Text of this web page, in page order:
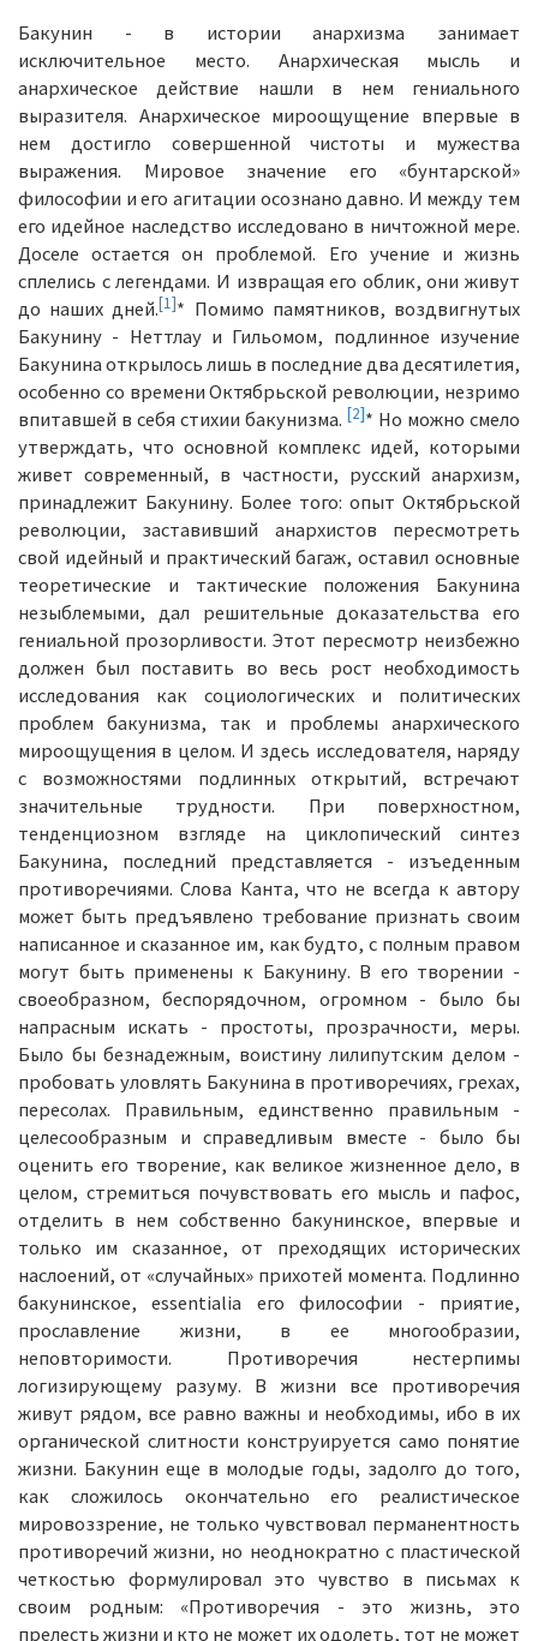
Бакунин - в истории анархизма занимает
исключительное место. Анархическая мысль и
анархическое действие нашли в нем гениального
выразителя. Анархическое мироощущение впервые в
нем достигло совершенной чистоты и мужества
выражения. Мировое значение его «бунтарской»
философии и его агитации осознано давно. И между тем
его идейное наследство исследовано в ничтожной мере.
Доселе остается он проблемой. Его учение и жизнь
сплелись с легендами. И извращая его облик, они живут
до наших дней.[1]* Помимо памятников, воздвигнутых
Бакунину - Неттлау и Гильомом, подлинное изучение
Бакунина открылось лишь в последние два десятилетия,
особенно со времени Октябрьской революции, незримо
впитавшей в себя стихии бакунизма. [2]* Но можно смело
утверждать, что основной комплекс идей, которыми
живет современный, в частности, русский анархизм,
принадлежит Бакунину. Более того: опыт Октябрьской
революции, заставивший анархистов пересмотреть
свой идейный и практический багаж, оставил основные
теоретические и тактические положения Бакунина
незыблемыми, дал решительные доказательства его
гениальной прозорливости. Этот пересмотр неизбежно
должен был поставить во весь рост необходимость
исследования как социологических и политических
проблем бакунизма, так и проблемы анархического
мироощущения в целом. И здесь исследователя, наряду
с возможностями подлинных открытий, встречают
значительные трудности. При поверхностном,
тенденциозном взгляде на циклопический синтез
Бакунина, последний представляется - изъеденным
противоречиями. Слова Канта, что не всегда к автору
может быть предъявлено требование признать своим
написанное и сказанное им, как будто, с полным правом
могут быть применены к Бакунину. В его творении -
своеобразном, беспорядочном, огромном - было бы
напрасным искать - простоты, прозрачности, меры.
Было бы безнадежным, воистину лилипутским делом -
пробовать уловлять Бакунина в противоречиях, грехах,
пересолах. Правильным, единственно правильным -
целесообразным и справедливым вместе - было бы
оценить его творение, как великое жизненное дело, в
целом, стремиться почувствовать его мысль и пафос,
отделить в нем собственно бакунинское, впервые и
только им сказанное, от преходящих исторических
наслоений, от «случайных» прихотей момента. Подлинно
бакунинское, essentialia его философии - приятие,
прославление жизни, в ее многообразии,
неповторимости. Противоречия нестерпимы
логизирующему разуму. В жизни все противоречия
живут рядом, все равно важны и необходимы, ибо в их
органической слитности конструируется само понятие
жизни. Бакунин еще в молодые годы, задолго до того,
как сложилось окончательно его реалистическое
мировоззрение, не только чувствовал перманентность
противоречий жизни, но неоднократно с пластической
четкостью формулировал это чувство в письмах к
своим родным: «Противоречия - это жизнь, это
прелесть жизни и кто не может их одолеть, тот не может